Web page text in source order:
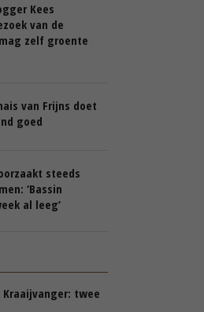
Kees
van de
zelf groente
van Frijns doet
goed
steeds
‘Bassin
al leeg’
Kraaijvanger: twee